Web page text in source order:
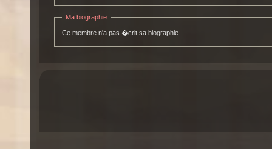
Ma biographie
Ce membre n'a pas �crit sa biographie